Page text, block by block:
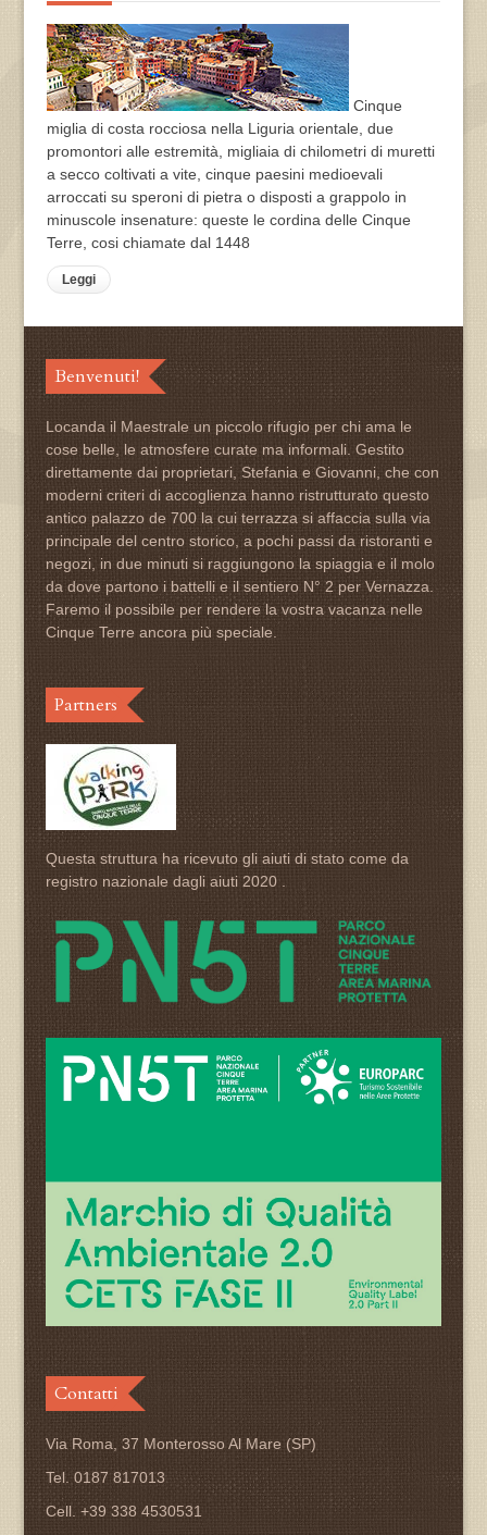
Cinque
miglia di costa rocciosa nella Liguria orientale, due
promontori alle estremità, migliaia di chilometri di muretti
a secco coltivati a vite, cinque paesini medioevali
arroccati su speroni di pietra o disposti a grappolo in
minuscole insenature: queste le cordina delle Cinque
Terre, cosi chiamate dal 1448
Leggi
Benvenuti!
Locanda il Maestrale un piccolo rifugio per chi ama le
cose belle, le atmosfere curate ma informali. Gestito
direttamente dai proprietari, Stefania e Giovanni, che con
moderni criteri di accoglienza hanno ristrutturato questo
antico palazzo de 700 la cui terrazza si affaccia sulla via
principale del centro storico, a pochi passi da ristoranti e
negozi, in due minuti si raggiungono la spiaggia e il molo
da dove partono i battelli e il sentiero N° 2 per Vernazza.
Faremo il possibile per rendere la vostra vacanza nelle
Cinque Terre ancora più speciale.
Partners
Questa struttura ha ricevuto gli aiuti di stato come da
registro nazionale dagli aiuti 2020 .
Contatti
Via Roma, 37 Monterosso Al Mare (SP)
Tel. 0187 817013
Cell. +39 338 4530531